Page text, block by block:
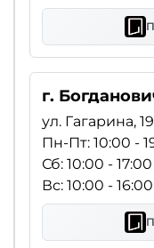
г.
ул. Гагарина, 19
Пн-Пт: 10:00 -
Сб: 10:00 - 17:00
Вс: 10:00 - 16:00